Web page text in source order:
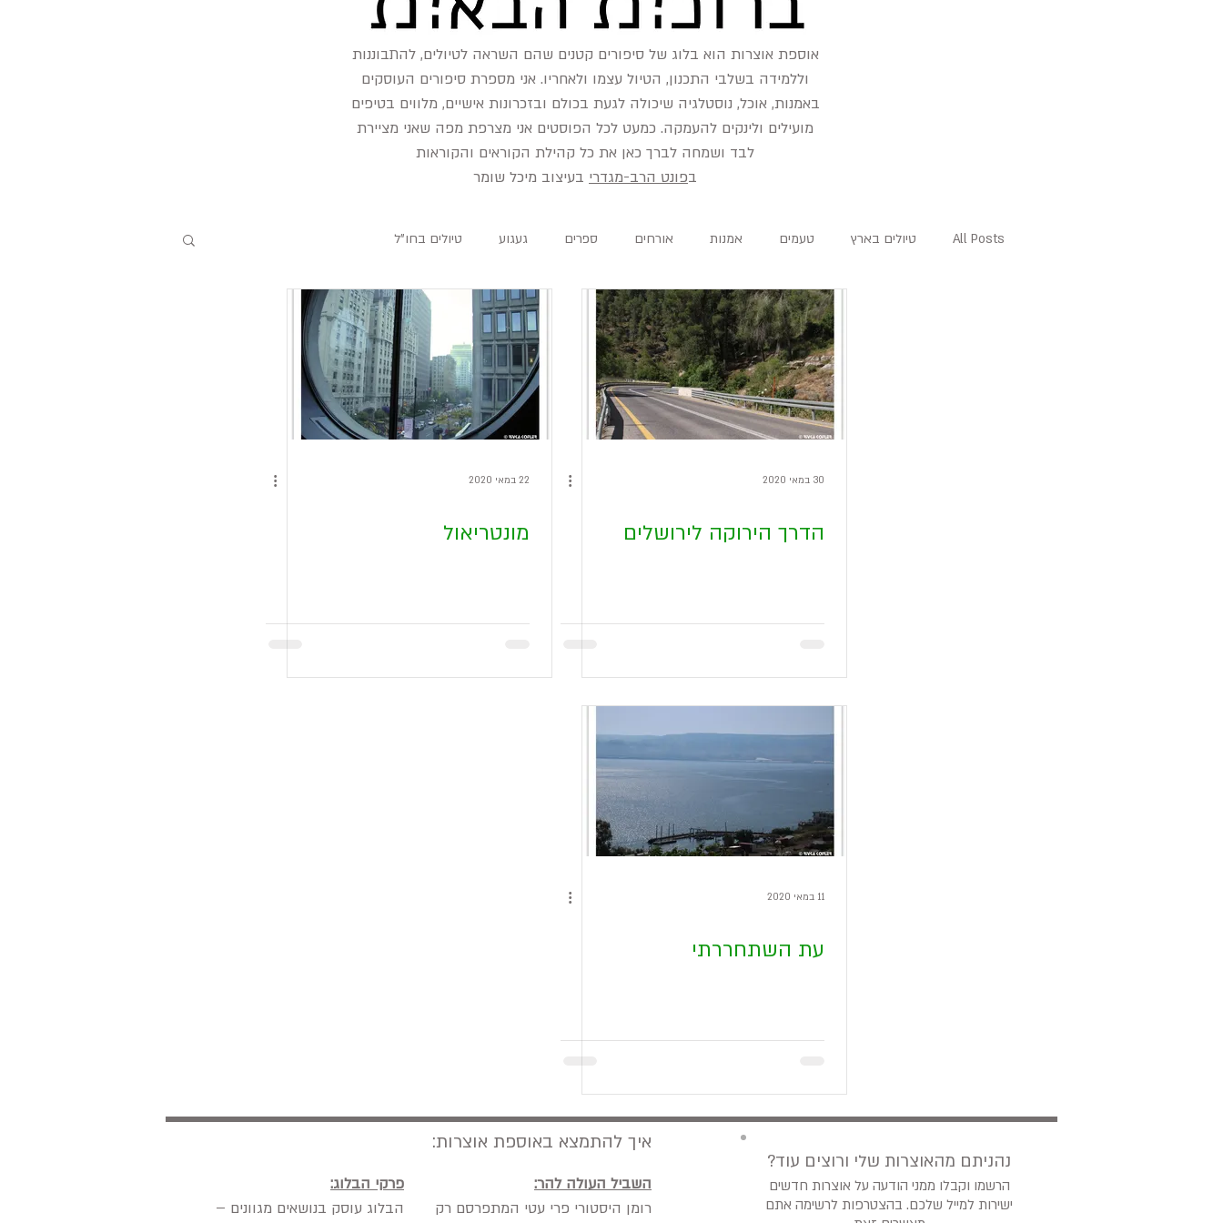
אוספת אוצרות הוא בלוג של סיפורים קטנים שהם השראה לטיולים, להתבוננות
וללמידה בשלבי התכנון, הטיול עצמו ולאחריו. אני מספרת סיפורים העוסקים
באמנות, אוכל, נוסטלגיה שיכולה לגעת בכולם ובזכרונות אישיים, מלווים בטיפים
מועילים ולינקים להעמקה. כמעט לכל הפוסטים אני מצרפת מפה שאני מציירת
לבד ושמחה לברך כאן את כל קהילת הקוראים והקוראות
בפונט הרב-מגדרי בעיצוב מיכל שומר
All Posts טיולים בארץ טעמים אמנות אורחים ספרים געגוע טיולים בחו"ל
30 במאי 2020
הדרך הירוקה לירושלים
22 במאי 2020
מונטריאול
11 במאי 2020
עת השתחררתי
איך להתמצא באוספת אוצרות:
פרקי הבלוג:
הבלוג עוסק בנושאים מגוונים –
השביל העולה להר:
רומן היסטורי פרי עטי המתפרסם רק
?נהניתם מהאוצרות שלי ורוצים עוד
הרשמו וקבלו ממני הודעה על אוצרות חדשים
ישירות למייל שלכם. בהצטרפות לרשימה אתם